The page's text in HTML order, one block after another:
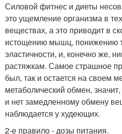
Силовой фитнес и диеты
это ущемление организма в
веществах, а это приводит в
истощению мышц, понижению
эластичности, и, конечно же,
растяжкам. Самое страшное
был, так и остается на своем
метаболический обмен,
и нет замедленному обмену
наблюдается у худеющих.
2-е правило - дозы питания.